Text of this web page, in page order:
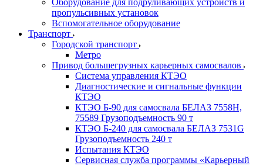
Оборудование для подруливающих устройств и
пропульсивных установок
Вспомогательное оборудование
Транспорт
Городской транспорт
Метро
Привод большегрузных карьерных самосвалов
Система управления КТЭО
Диагностические и сигнальные функции
КТЭО
КТЭО Б-90 для самосвала БЕЛАЗ 7558H,
75589 Грузоподъемность 90 т
КТЭО Б-240 для самосвала БЕЛАЗ 7531G
Грузоподъемность 240 т
Испытания КТЭО
Сервисная служба программы «Карьерный